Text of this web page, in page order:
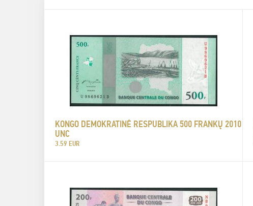
KONGO DEMOKRATINĖ RESPUBLIKA 500 FRANKŲ 2010
UNC
3.59 EUR